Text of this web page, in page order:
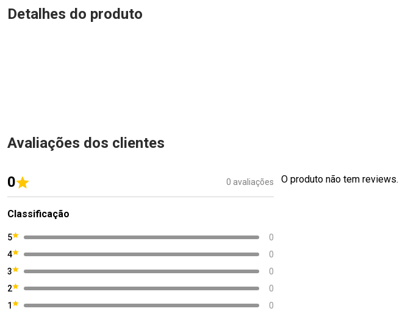
Detalhes do produto
Avaliações dos clientes
0 0 avaliações
Classificação
5
0
4
0
3
0
2
0
1
0
O produto não tem reviews.